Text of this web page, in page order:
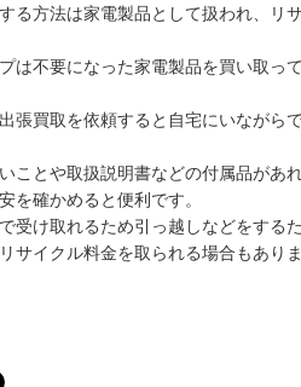
る方法は家電製品として扱われ、リ
は不要になった家電製品を買い取っ
張買取を依頼すると自宅にいながら
ことや取扱説明書などの付属品があ
を確かめると便利です。
受け取れるため引っ越しなどをする
サイクル料金を取られる場合もありま